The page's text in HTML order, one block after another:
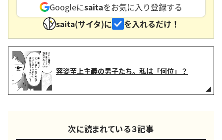
Googleにsaitaをお気に入り登録する
saita(サイタ)に
を入れるだけ！
容姿至上主義の男子たち。私は「何位」？
次に読まれている３記事